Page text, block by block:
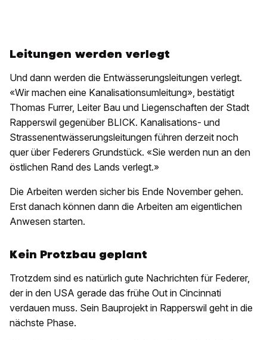
Leitungen werden verlegt
Und dann werden die Entwässerungsleitungen verlegt.
«Wir machen eine Kanalisationsumleitung», bestätigt
Thomas Furrer, Leiter Bau und Liegenschaften der Stadt
Rapperswil gegenüber BLICK. Kanalisations- und
Strassenentwässerungsleitungen führen derzeit noch
quer über Federers Grundstück. «Sie werden nun an den
östlichen Rand des Lands verlegt.»
Die Arbeiten werden sicher bis Ende November gehen.
Erst danach können dann die Arbeiten am eigentlichen
Anwesen starten.
Kein Protzbau geplant
Trotzdem sind es natürlich gute Nachrichten für Federer,
der in den USA gerade das frühe Out in Cincinnati
verdauen muss. Sein Bauprojekt in Rapperswil geht in die
nächste Phase.